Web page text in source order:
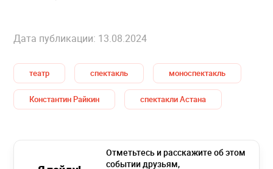
Дата публикации: 13.08.2024
театр спектакль моноспектакль
Константин Райкин спектакли Астана
Отметьтесь и расскажите об этом
событии друзьям,